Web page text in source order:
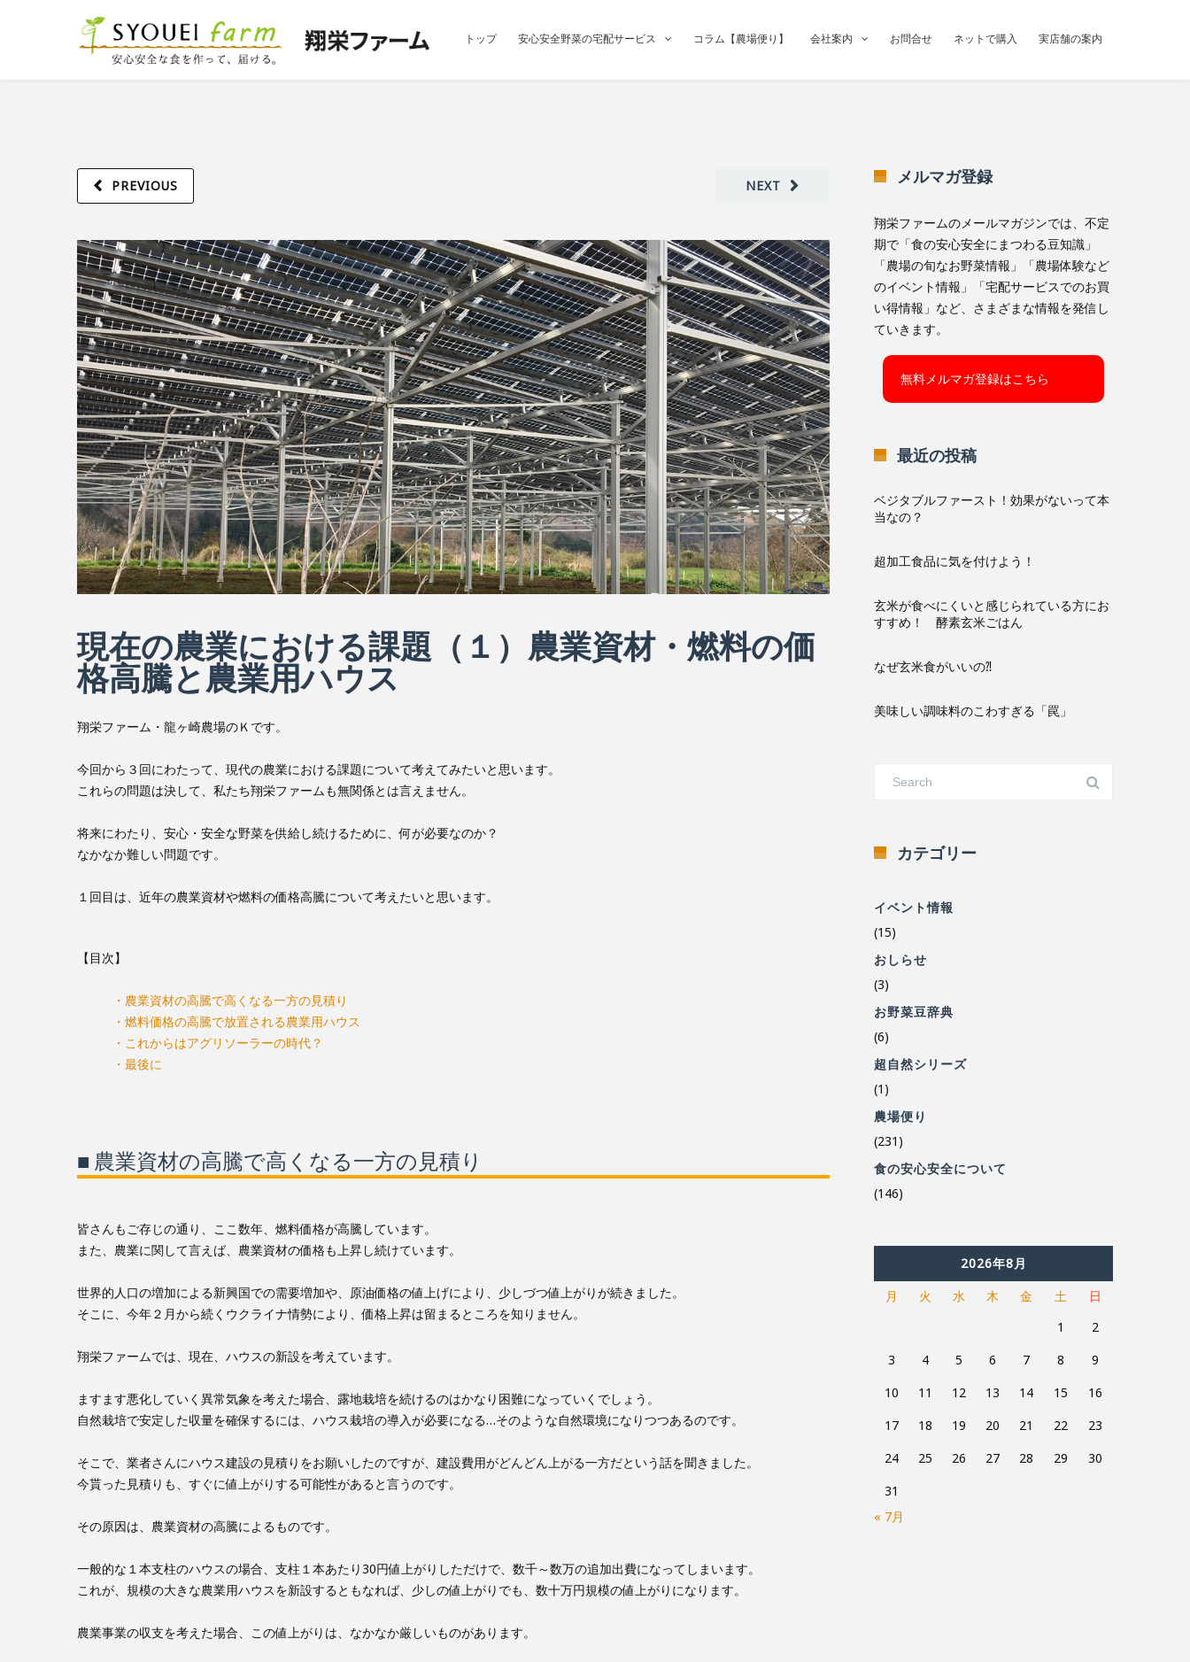
トップ 安心安全野菜の宅配サービス コラム【農場便り】 会社案内 お問合せ ネットで購入 実店舗の案内
NEXT
PREVIOUS
現在の農業における課題（１）農業資材・燃料の価
格高騰と農業用ハウス
翔栄ファーム・龍ヶ崎農場のＫです。
今回から３回にわたって、現代の農業における課題について考えてみたいと思います。
これらの問題は決して、私たち翔栄ファームも無関係とは言えません。
将来にわたり、安心・安全な野菜を供給し続けるために、何が必要なのか？
なかなか難しい問題です。
１回目は、近年の農業資材や燃料の価格高騰について考えたいと思います。
【目次】
・農業資材の高騰で高くなる一方の見積り
・燃料価格の高騰で放置される農業用ハウス
・これからはアグリソーラーの時代？
・最後に
■ 農業資材の高騰で高くなる一方の見積り
皆さんもご存じの通り、ここ数年、燃料価格が高騰しています。
また、農業に関して言えば、農業資材の価格も上昇し続けています。
世界的人口の増加による新興国での需要増加や、原油価格の値上げにより、少しづつ値上がりが続きました。
そこに、今年２月から続くウクライナ情勢により、価格上昇は留まるところを知りません。
翔栄ファームでは、現在、ハウスの新設を考えています。
ますます悪化していく異常気象を考えた場合、露地栽培を続けるのはかなり困難になっていくでしょう。
自然栽培で安定した収量を確保するには、ハウス栽培の導入が必要になる…そのような自然環境になりつつあるのです。
そこで、業者さんにハウス建設の見積りをお願いしたのですが、建設費用がどんどん上がる一方だという話を聞きました。
今貰った見積りも、すぐに値上がりする可能性があると言うのです。
その原因は、農業資材の高騰によるものです。
一般的な１本支柱のハウスの場合、支柱１本あたり30円値上がりしただけで、数千～数万の追加出費になってしまいます。
これが、規模の大きな農業用ハウスを新設するともなれば、少しの値上がりでも、数十万円規模の値上がりになります。
農業事業の収支を考えた場合、この値上がりは、なかなか厳しいものがあります。
メルマガ登録
翔栄ファームのメールマガジンでは、不定
期で「食の安心安全にまつわる豆知識」
「農場の旬なお野菜情報」「農場体験など
のイベント情報」「宅配サービスでのお買
い得情報」など、さまざまな情報を発信し
ていきます。
無料メルマガ登録はこちら
最近の投稿
ベジタブルファースト！効果がないって本
当なの？
超加工食品に気を付けよう！
玄米が食べにくいと感じられている方にお
すすめ！ 酵素玄米ごはん
なぜ玄米食がいいの⁈
美味しい調味料のこわすぎる「罠」
カテゴリー
イベント情報
(15)
おしらせ
(3)
お野菜豆辞典
(6)
超自然シリーズ
(1)
農場便り
(231)
食の安心安全について
(146)
2026年8月
月
火 水 木 金 土
日
1
2
3
4 5 6 7 8
9
10
11 12 13 14 15
16
17
18 19 20 21 22
23
24
25 26 27 28 29
30
31
« 7月